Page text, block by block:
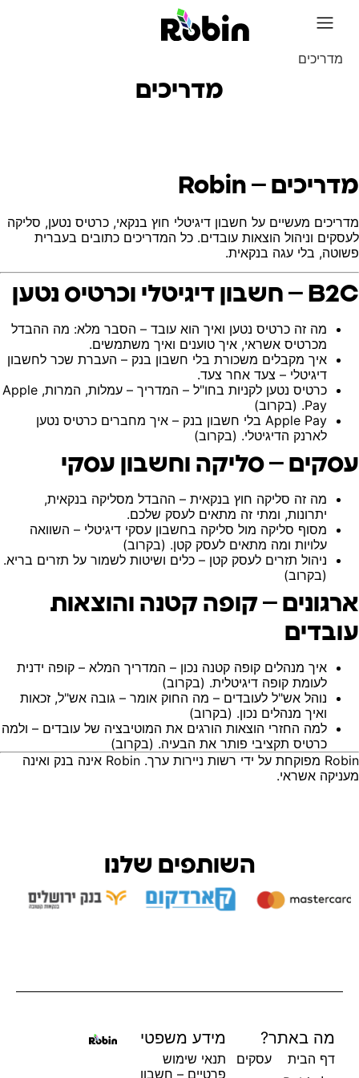
מדריכים
מדריכים
מדריכים – Robin
מדריכים מעשיים על חשבון דיגיטלי חוץ בנקאי, כרטיס נטען, סליקה
לעסקים וניהול הוצאות עובדים. כל המדריכים כתובים בעברית
פשוטה, בלי עגה בנקאית.
B2C – חשבון דיגיטלי וכרטיס נטען
מה זה כרטיס נטען ואיך הוא עובד – הסבר מלא: מה ההבדל
מכרטיס אשראי, איך טוענים ואיך משתמשים.
איך מקבלים משכורת בלי חשבון בנק – העברת שכר לחשבון
דיגיטלי – צעד אחר צעד.
כרטיס נטען לקניות בחו"ל – המדריך
– עמלות, המרות, Apple
Pay. (בקרוב)
Apple Pay בלי חשבון בנק
– איך מחברים כרטיס נטען
לארנק הדיגיטלי. (בקרוב)
עסקים – סליקה וחשבון עסקי
מה זה סליקה חוץ בנקאית – ההבדל מסליקה בנקאית,
יתרונות, ומתי זה מתאים לעסק שלכם.
מסוף סליקה מול סליקה בחשבון עסקי דיגיטלי – השוואה
עלויות ומה מתאים לעסק קטן. (בקרוב)
ניהול תזרים לעסק קטן – כלים ושיטות לשמור על תזרים בריא.
(בקרוב)
ארגונים – קופה קטנה והוצאות
עובדים
איך מנהלים קופה קטנה נכון – המדריך המלא – קופה ידנית
לעומת קופה דיגיטלית. (בקרוב)
נוהל אש"ל לעובדים – מה החוק אומר – גובה אש"ל, זכאות
ואיך מנהלים נכון. (בקרוב)
למה החזרי הוצאות הורגים את המוטיבציה של עובדים – ולמה
כרטיס תקציבי פותר את הבעיה. (בקרוב)
Robin מפוקחת על ידי רשות ניירות ערך. Robin אינה בנק ואינה
מעניקה אשראי.
השותפים שלנו
מה באתר?
דף הבית
עסקים
מידע משפטי
תנאי שימוש
פרטיים – חשבון